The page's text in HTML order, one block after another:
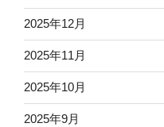
2025年12月
2025年11月
2025年10月
2025年9月